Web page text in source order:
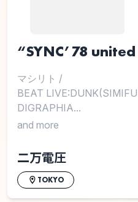
“SYNC’78
マシリト /
BEAT
DIGRAPHIA...
and more
二万電圧
TOKYO